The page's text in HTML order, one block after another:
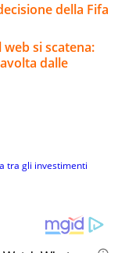
della Fifa
web si scatena:
dalle
tra gli investimenti